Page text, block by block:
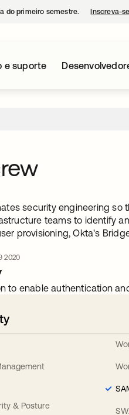
do primeiro semestre. Inscreva-
e suporte
security engineering so
teams to identify
provisioning, Okta's
2020
to enable authentication
& Posture